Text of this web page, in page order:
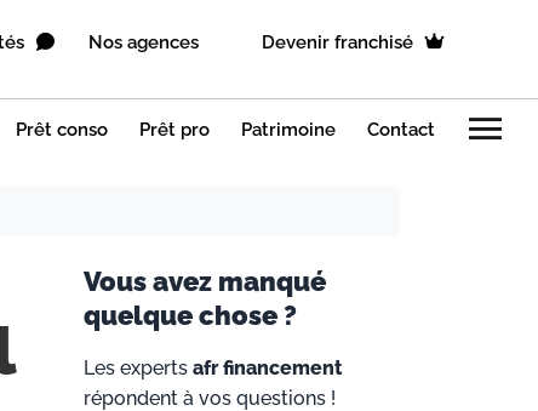
Nos agences Devenir franchisé
Prêt conso Prêt pro Patrimoine Contact menu
Vous avez manqué
quelque chose ?
Les experts afr financement
répondent à vos questions !